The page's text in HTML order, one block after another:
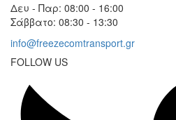
Δευ - Παρ: 08:00 - 16:00
Σάββατο: 08:30 - 13:30
info@freezecomtransport.gr
FOLLOW US